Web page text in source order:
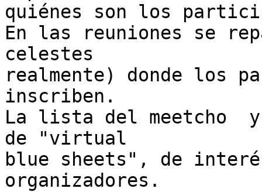
quiénes son los
En las reuniones se
celestes
realmente) donde los
inscriben.
La lista del meetcho
de "virtual
blue sheets", de
organizadores.